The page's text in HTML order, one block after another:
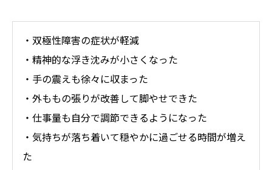
・双極性障害の症状が軽減
・精神的な浮き沈みが小さくなった
・手の震えも徐々に収まった
・外ももの張りが改善して脚やせできた
・仕事量も自分で調節できるようになった
・気持ちが落ち着いて穏やかに過ごせる時間が増え
た